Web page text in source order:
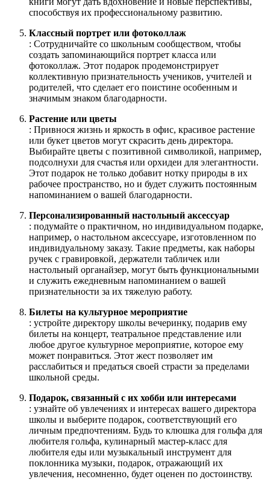
способствуя их профессиональному развитию.
Классный портрет или фотоколлаж
: Сотрудничайте со школьным сообществом, чтобы
создать запоминающийся портрет класса или
фотоколлаж. Этот подарок продемонстрирует
коллективную признательность учеников, учителей и
родителей, что сделает его поистине особенным и
значимым знаком благодарности.
Растение или цветы
: Привнося жизнь и яркость в офис, красивое растение
или букет цветов могут скрасить день директора.
Выбирайте цветы с позитивной символикой, например,
подсолнухи для счастья или орхидеи для элегантности.
Этот подарок не только добавит нотку природы в их
рабочее пространство, но и будет служить постоянным
напоминанием о вашей благодарности.
Персонализированный настольный аксессуар
: подумайте о практичном, но индивидуальном подарке,
например, о настольном аксессуаре, изготовленном по
индивидуальному заказу. Такие предметы, как наборы
ручек с гравировкой, держатели табличек или
настольный органайзер, могут быть функциональными
и служить ежедневным напоминанием о вашей
признательности за их тяжелую работу.
Билеты на культурное мероприятие
: устройте директору школы вечеринку, подарив ему
билеты на концерт, театральное представление или
любое другое культурное мероприятие, которое ему
может понравиться. Этот жест позволяет им
расслабиться и предаться своей страсти за пределами
школьной среды.
Подарок, связанный с их хобби или интересами
: узнайте об увлечениях и интересах вашего директора
школы и выберите подарок, соответствующий его
личным предпочтениям. Будь то клюшка для гольфа для
любителя гольфа, кулинарный мастер-класс для
любителя еды или музыкальный инструмент для
поклонника музыки, подарок, отражающий их
увлечения, несомненно, будет оценен по достоинству.